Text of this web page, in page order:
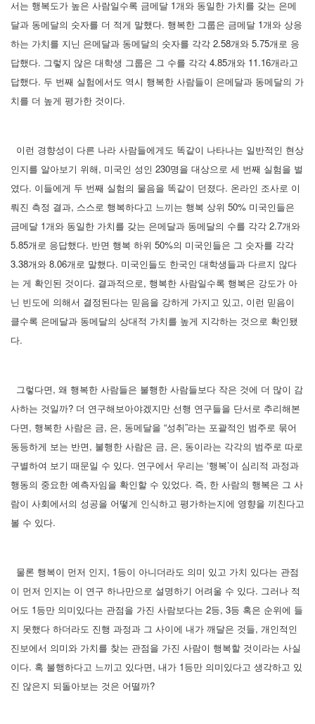
서는 행복도가 높은 사람일수록 금메달 1개와 동일한 가치를 갖는 은메
달과 동메달의 숫자를 더 적게 말했다. 행복한 그룹은 금메달 1개와 상응
하는 가치를 지닌 은메달과 동메달의 숫자를 각각 2.58개와 5.75개로 응
답했다. 그렇지 않은 대학생 그룹은 그 수를 각각 4.85개와 11.16개라고
답했다. 두 번째 실험에서도 역시 행복한 사람들이 은메달과 동메달의 가
치를 더 높게 평가한 것이다.
이런 경향성이 다른 나라 사람들에게도 똑같이 나타나는 일반적인 현상
인지를 알아보기 위해, 미국인 성인 230명을 대상으로 세 번째 실험을 벌
였다. 이들에게 두 번째 실험의 물음을 똑같이 던졌다. 온라인 조사로 이
뤄진 측정 결과, 스스로 행복하다고 느끼는 행복 상위 50% 미국인들은
금메달 1개와 동일한 가치를 갖는 은메달과 동메달의 수를 각각 2.7개와
5.85개로 응답했다. 반면 행복 하위 50%의 미국인들은 그 숫자를 각각
3.38개와 8.06개로 말했다. 미국인들도 한국인 대학생들과 다르지 않다
는 게 확인된 것이다. 결과적으로, 행복한 사람일수록 행복은 강도가 아
닌 빈도에 의해서 결정된다는 믿음을 강하게 가지고 있고, 이런 믿음이
클수록 은메달과 동메달의 상대적 가치를 높게 지각하는 것으로 확인됐
다.
그렇다면, 왜 행복한 사람들은 불행한 사람들보다 작은 것에 더 많이 감
사하는 것일까? 더 연구해보아야겠지만 선행 연구들을 단서로 추리해본
다면, 행복한 사람은 금, 은, 동메달을 “성취”라는 포괄적인 범주로 묶어
동등하게 보는 반면, 불행한 사람은 금, 은, 동이라는 각각의 범주로 따로
구별하여 보기 때문일 수 있다. 연구에서 우리는 ‘행복’이 심리적 과정과
행동의 중요한 예측자임을 확인할 수 있었다. 즉, 한 사람의 행복은 그 사
람이 사회에서의 성공을 어떻게 인식하고 평가하는지에 영향을 끼친다고
볼 수 있다.
물론 행복이 먼저 인지, 1등이 아니더라도 의미 있고 가치 있다는 관점
이 먼저 인지는 이 연구 하나만으로 설명하기 어려울 수 있다. 그러나 적
어도 1등만 의미있다는 관점을 가진 사람보다는 2등, 3등 혹은 순위에 들
지 못했다 하더라도 진행 과정과 그 사이에 내가 깨달은 것들, 개인적인
진보에서 의미와 가치를 찾는 관점을 가진 사람이 행복할 것이라는 사실
이다. 혹 불행하다고 느끼고 있다면, 내가 1등만 의미있다고 생각하고 있
진 않은지 되돌아보는 것은 어떨까?